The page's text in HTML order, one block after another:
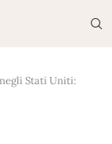
Stati Uniti: